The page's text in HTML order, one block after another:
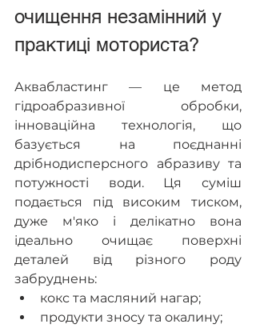
очищення незамінний у
практиці моториста?
Аквабластинг — це метод
гідроабразивної обробки,
інноваційна технологія, що
базується на поєднанні
дрібнодисперсного абразиву та
потужності води. Ця суміш
подається під високим тиском,
дуже м'яко і делікатно вона
ідеально очищає поверхні
деталей від різного роду
забруднень:
кокс та масляний нагар;
продукти зносу та окалину;